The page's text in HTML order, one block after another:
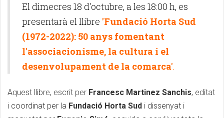
El dimecres 18 d'octubre, a les 18:00 h, es
presentarà el llibre 'Fundació Horta Sud
(1972-2022): 50 anys fomentant
l'associacionisme, la cultura i el
desenvolupament de la comarca'.
Aquest llibre, escrit per Francesc Martinez Sanchis, editat
i coordinat per la Fundació Horta Sud i dissenyat i